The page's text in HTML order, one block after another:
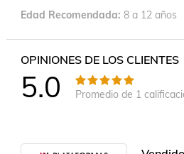
Edad Recomendada 8 a 12 años
OPINIONES DE LOS CLIENTES
5.0 Promedio de 1